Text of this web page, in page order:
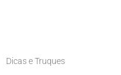
Dicas e Truques